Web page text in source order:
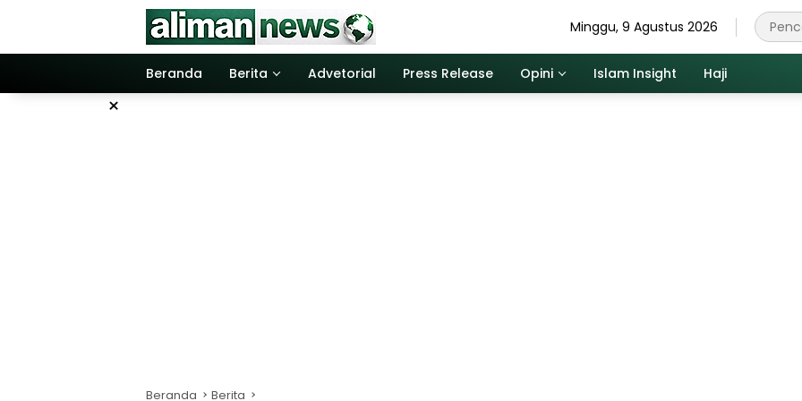
Minggu, 9 Agustus 2026
Beranda Berita Advetorial Press Release Opini Islam Insight Haji
×
Beranda Berita